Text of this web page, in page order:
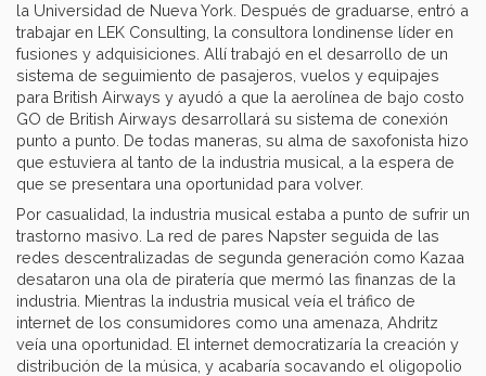
la Universidad de Nueva York. Después de graduarse, entró a
trabajar en LEK Consulting, la consultora londinense líder en
fusiones y adquisiciones. Allí trabajó en el desarrollo de un
sistema de seguimiento de pasajeros, vuelos y equipajes
para British Airways y ayudó a que la aerolínea de bajo costo
GO de British Airways desarrollará su sistema de conexión
punto a punto. De todas maneras, su alma de saxofonista hizo
que estuviera al tanto de la industria musical, a la espera de
que se presentara una oportunidad para volver.
Por casualidad, la industria musical estaba a punto de sufrir un
trastorno masivo. La red de pares Napster seguida de las
redes descentralizadas de segunda generación como Kazaa
desataron una ola de piratería que mermó las finanzas de la
industria. Mientras la industria musical veía el tráfico de
internet de los consumidores como una amenaza, Ahdritz
veía una oportunidad. El internet democratizaría la creación y
distribución de la música, y acabaría socavando el oligopolio